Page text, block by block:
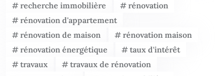
recherche immobilière
rénovation
rénovation d'appartement
rénovation de maison
rénovation maison
rénovation énergétique
taux d'intérêt
travaux
travaux de rénovation